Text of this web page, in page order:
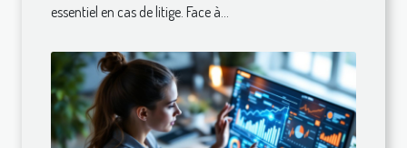
essentiel en cas de litige. Face à...